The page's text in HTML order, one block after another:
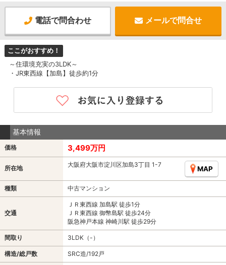
電話で問合わせ メールで問合せ
ここがおすすめ！
～住環境充実の3LDK～
・JR東西線【加島】徒歩約1分
基本情報
価格 3,499万円
所在地 大阪府大阪市淀川区加島3丁目 1-7
MAP
種類 中古マンション
交通
ＪＲ東西線 加島駅 徒歩1分
ＪＲ東西線 御幣島駅 徒歩24分
阪急神戸本線 神崎川駅 徒歩29分
間取り 3LDK（-）
構造/総戸数 SRC造/192戸